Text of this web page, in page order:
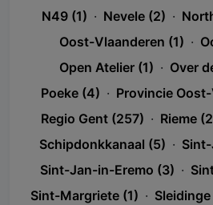
N49 (1) · Nevele (2) ·
Oost-Vlaanderen (1) ·
Open Atelier (1) · Over
Poeke (4) · Provincie
Regio Gent (257) · Rieme
Schipdonkkanaal (5) ·
Sint-Jan-in-Eremo (3) ·
Sint-Margriete (1) ·